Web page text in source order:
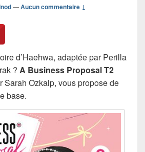
—Aucun commentaire ↓
d’Haehwa, adaptée par Perilla
? A Business Proposal T2
Sarah Ozkalp, vous propose de
base.